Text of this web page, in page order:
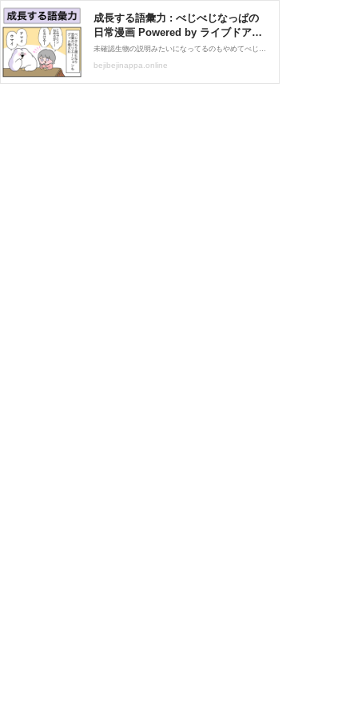
成長する語彙力 : べじべじなっぱの
日常漫画 Powered by ライブドアブ
ログ
未確認生物の説明みたいになってるのもやめてべじ子の語彙力とわしの精神ダメージが比例する今日このごろあけましておめでとうございます☺️🐉🫶元旦から心傷まる出来事が続きましたね、、被災された方々の平穏が早く戻りますように。今年も気軽に読んでいただけると嬉しい
bejibejinappa.online